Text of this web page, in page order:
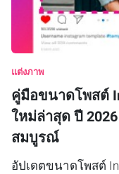
แต่งภาพ
คู่มือขนาดโพสต์
ใหม่ล่าสุด ปี
สมบูรณ์
อัปเดตขนาดโพสต์